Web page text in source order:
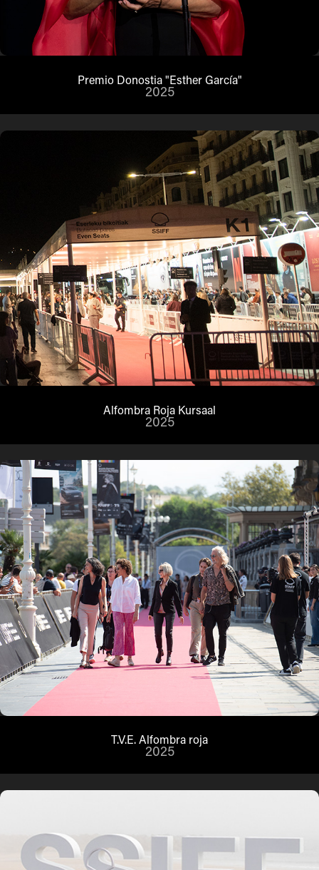
Premio Donostia "Esther García"
2025
Alfombra Roja Kursaal
2025
T.V.E. Alfombra roja
2025